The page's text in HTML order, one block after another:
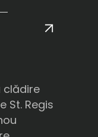
clădire
St. Regis